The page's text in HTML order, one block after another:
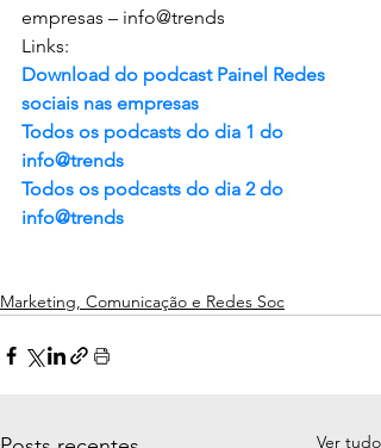
empresas – info@trends
Links:
Download do podcast Painel Redes
sociais nas empresas
Todos os podcasts do dia 1 do
info@trends
Todos os podcasts do dia 2 do
info@trends
Marketing, Comunicação e Redes Soc
Ver tudo